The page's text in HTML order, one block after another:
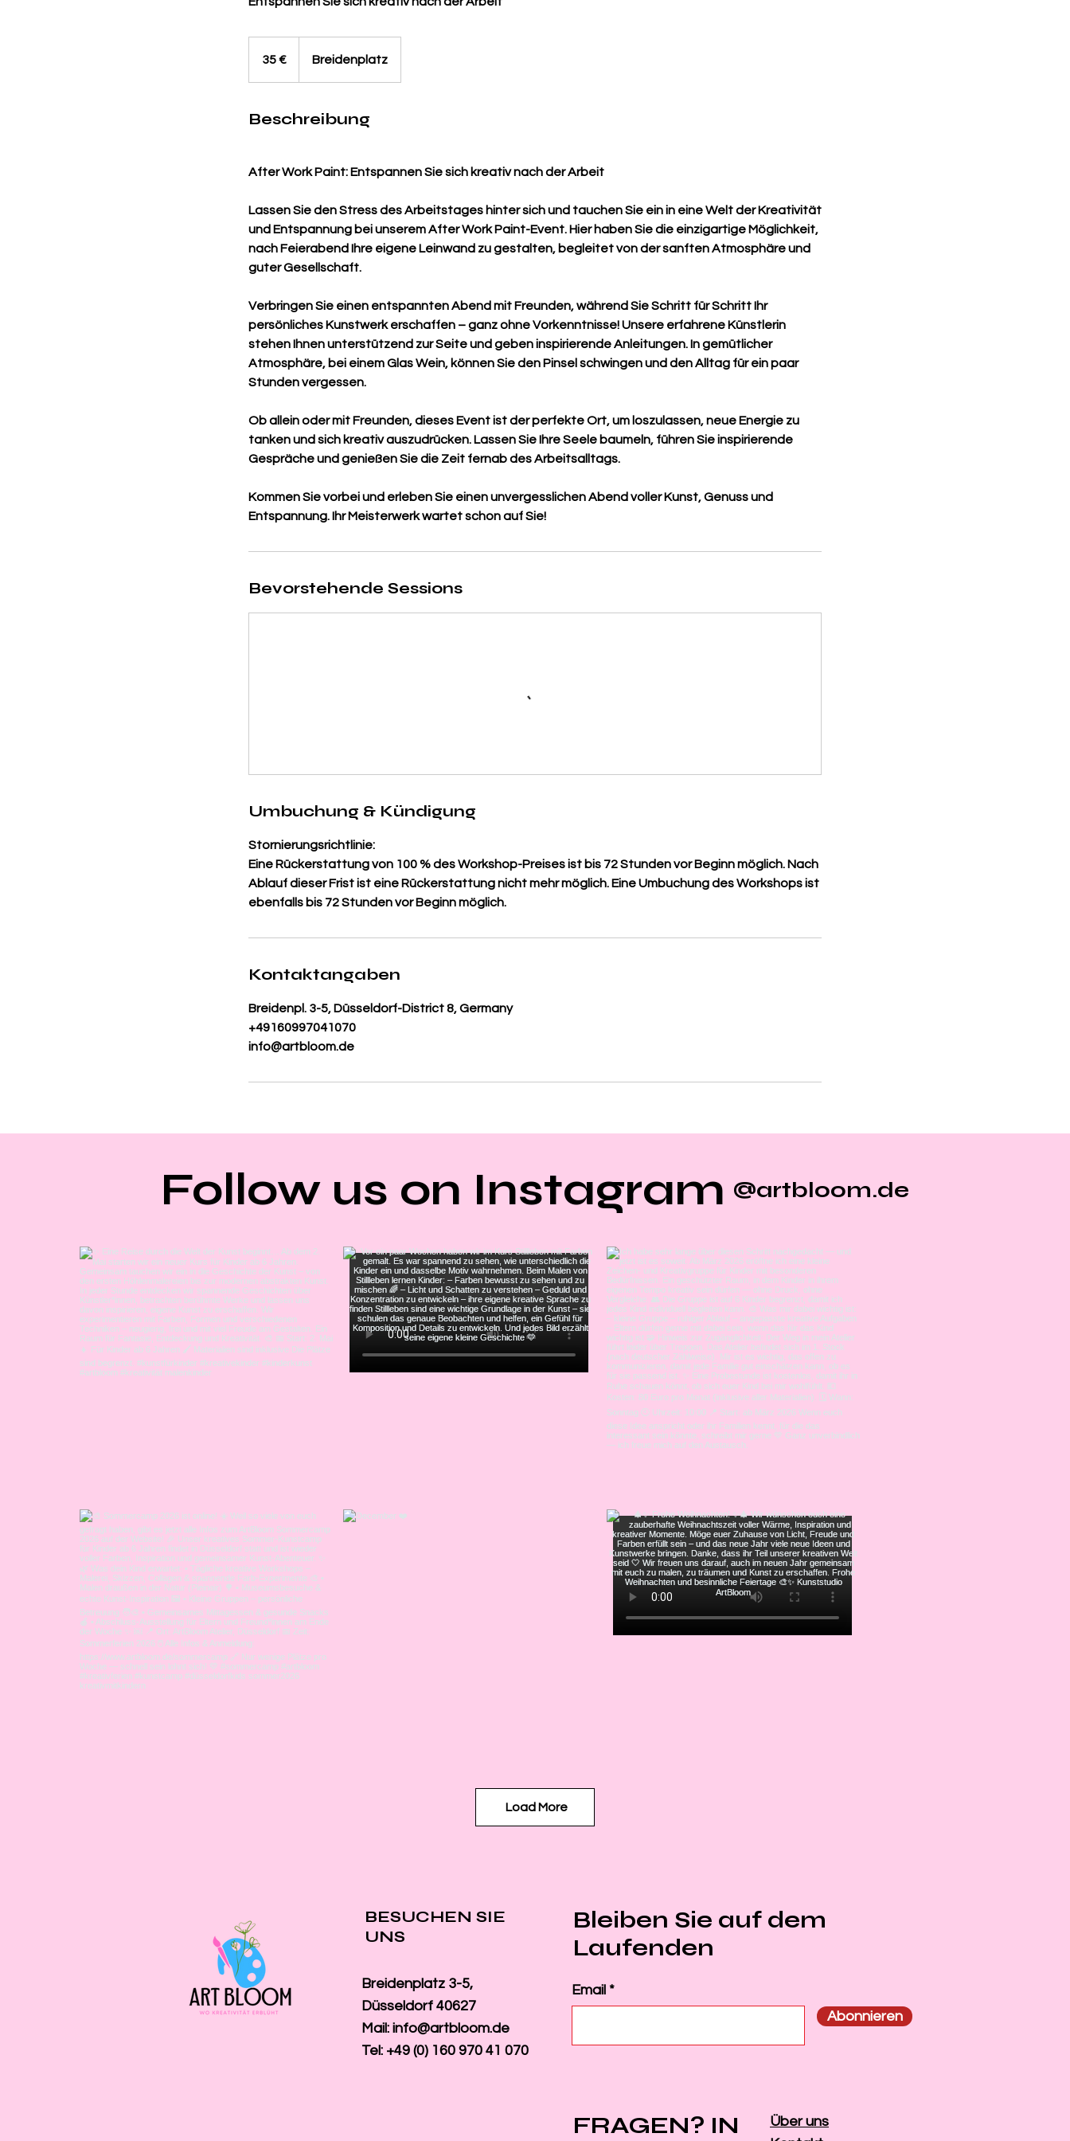
35 € Breidenplatz
Beschreibung
After Work Paint: Entspannen Sie sich kreativ nach der Arbeit
Lassen Sie den Stress des Arbeitstages hinter sich und tauchen Sie ein in eine Welt der Kreativität
und Entspannung bei unserem After Work Paint-Event. Hier haben Sie die einzigartige Möglichkeit,
nach Feierabend Ihre eigene Leinwand zu gestalten, begleitet von der sanften Atmosphäre und
guter Gesellschaft.
Verbringen Sie einen entspannten Abend mit Freunden, während Sie Schritt für Schritt Ihr
persönliches Kunstwerk erschaffen – ganz ohne Vorkenntnisse! Unsere erfahrene Künstlerin
stehen Ihnen unterstützend zur Seite und geben inspirierende Anleitungen. In gemütlicher
Atmosphäre, bei einem Glas Wein, können Sie den Pinsel schwingen und den Alltag für ein paar
Stunden vergessen.
Ob allein oder mit Freunden, dieses Event ist der perfekte Ort, um loszulassen, neue Energie zu
tanken und sich kreativ auszudrücken. Lassen Sie Ihre Seele baumeln, führen Sie inspirierende
Gespräche und genießen Sie die Zeit fernab des Arbeitsalltags.
Kommen Sie vorbei und erleben Sie einen unvergesslichen Abend voller Kunst, Genuss und
Entspannung. Ihr Meisterwerk wartet schon auf Sie!
Bevorstehende Sessions
Umbuchung & Kündigung
Stornierungsrichtlinie:
Eine Rückerstattung von 100 % des Workshop-Preises ist bis 72 Stunden vor Beginn möglich. Nach
Ablauf dieser Frist ist eine Rückerstattung nicht mehr möglich. Eine Umbuchung des Workshops ist
ebenfalls bis 72 Stunden vor Beginn möglich.
Kontaktangaben
Breidenpl. 3-5, Düsseldorf-District 8, Germany
+49160997041070
info@artbloom.de
Follow us on Instagram @artbloom.de
Load More
BESUCHEN SIE
UNS
Breidenplatz 3-5,
Düsseldorf 40627
Mail: info@artbloom.de
Tel: +49 (0) 160 970 41 070
Bleiben Sie auf dem
Laufenden
Email
Abonnieren
FRAGEN? IN
Über uns